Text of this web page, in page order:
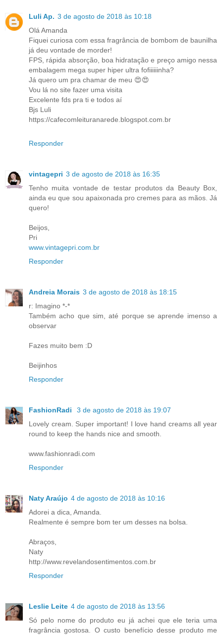
Luli Ap. 3 de agosto de 2018 às 10:18
Olá Amanda
Fiquei curiosa com essa fragrância de bombom de baunilha
já deu vontade de morder!
FPS, rápida absorção, boa hidratação e preço amigo nessa
embalagem mega super hiper ultra fofiiiiiinha?
Já quero um pra chamar de meu 😍😍
Vou lá no site fazer uma visita
Excelente fds pra ti e todos aí
Bjs Luli
https://cafecomleituranarede.blogspot.com.br
Responder
vintagepri 3 de agosto de 2018 às 16:35
Tenho muita vontade de testar produtos da Beauty Box,
ainda eu que sou apaixonada pro cremes para as mãos. Já
quero!
Beijos,
Pri
www.vintagepri.com.br
Responder
Andreia Morais 3 de agosto de 2018 às 18:15
r: Imagino *-*
Também acho que sim, até porque se aprende imenso a
observar
Fazes muito bem :D
Beijinhos
Responder
FashionRadi
3 de agosto de 2018 às 19:07
Lovely cream. Super important! I love hand creams all year
round to keep the hands nice and smooth.
www.fashionradi.com
Responder
Naty Araújo 4 de agosto de 2018 às 10:16
Adorei a dica, Amanda.
Realmente é sempre bom ter um desses na bolsa.
Abraços,
Naty
http://www.revelandosentimentos.com.br
Responder
Leslie Leite 4 de agosto de 2018 às 13:56
Só pelo nome do produto eu já achei que ele teria uma
fragrância gostosa. O custo benefício desse produto me